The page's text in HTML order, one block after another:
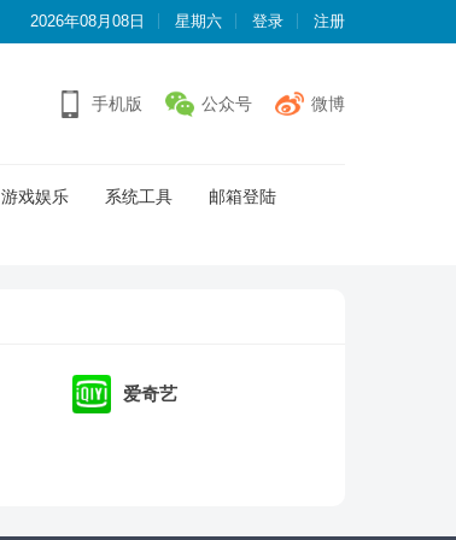
2026年08月08日 星期六 登录 注册
手机版 公众号 微博
游戏娱乐 系统工具
邮箱登陆
爱奇艺